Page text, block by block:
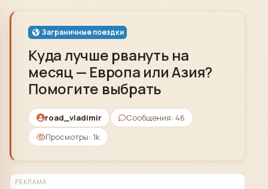
Заграничные поездки
Куда лучше рвануть на
месяц — Европа или Азия?
Помогите выбрать
road_vladimir
Сообщения: 46
Просмотры: 1k
РЕКЛАМА